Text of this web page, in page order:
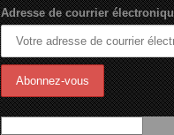
Adresse de courrier